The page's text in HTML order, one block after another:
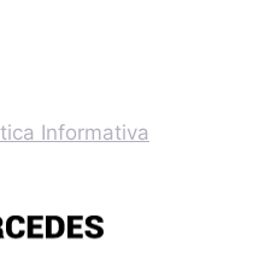
Informativa